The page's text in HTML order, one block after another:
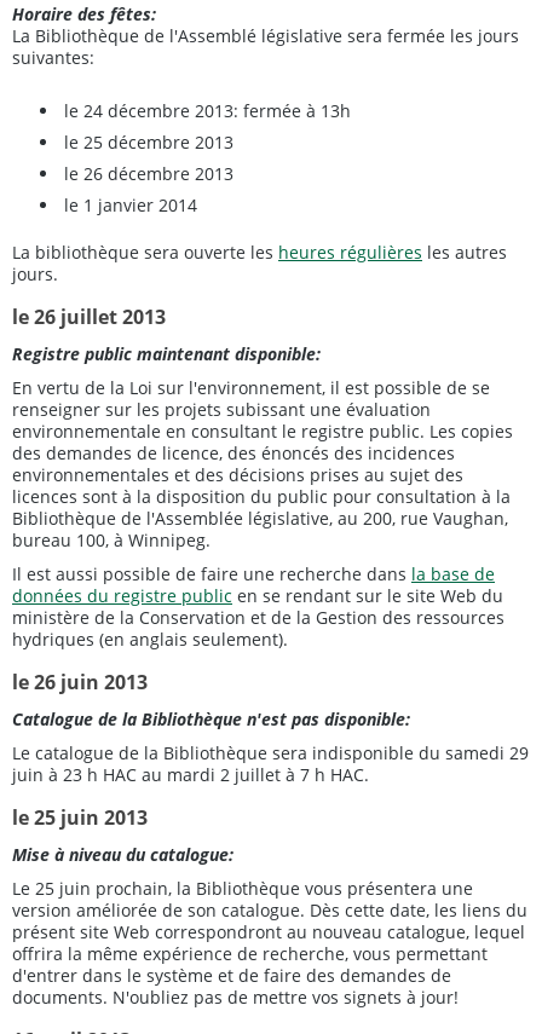
Horaire des fêtes:
La Bibliothèque de l'Assemblé législative sera fermée les jours
suivantes:
le 24 décembre 2013: fermée à 13h
le 25 décembre 2013
le 26 décembre 2013
le 1 janvier 2014
La bibliothèque sera ouverte les heures régulières les autres
jours.
le 26 juillet 2013
Registre public maintenant disponible:
En vertu de la Loi sur l'environnement, il est possible de se
renseigner sur les projets subissant une évaluation
environnementale en consultant le registre public. Les copies
des demandes de licence, des énoncés des incidences
environnementales et des décisions prises au sujet des
licences sont à la disposition du public pour consultation à la
Bibliothèque de l'Assemblée législative, au 200, rue Vaughan,
bureau 100, à Winnipeg.
Il est aussi possible de faire une recherche dans la base de
données du registre public en se rendant sur le site Web du
ministère de la Conservation et de la Gestion des ressources
hydriques (en anglais seulement).
le 26 juin 2013
Catalogue de la Bibliothèque n'est pas disponible:
Le catalogue de la Bibliothèque sera indisponible du samedi 29
juin à 23 h HAC au mardi 2 juillet à 7 h HAC.
le 25 juin 2013
Mise à niveau du catalogue:
Le 25 juin prochain, la Bibliothèque vous présentera une
version améliorée de son catalogue. Dès cette date, les liens du
présent site Web correspondront au nouveau catalogue, lequel
offrira la même expérience de recherche, vous permettant
d'entrer dans le système et de faire des demandes de
documents. N'oubliez pas de mettre vos signets à jour!